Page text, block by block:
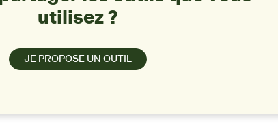
utilisez ?
JE PROPOSE UN OUTIL